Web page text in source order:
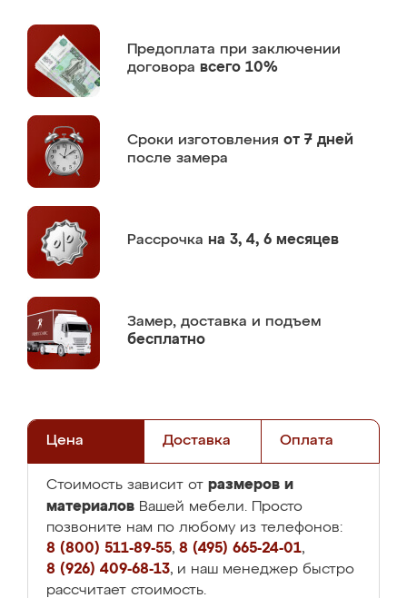
Предоплата при заключении
договора всего 10%
Сроки изготовления от 7 дней
после замера
Рассрочка на 3, 4, 6 месяцев
Замер, доставка и подъем
бесплатно
Цена Доставка Оплата
Стоимость зависит от размеров и
материалов Вашей мебели. Просто
позвоните нам по любому из телефонов:
8 (800) 511-89-55, 8 (495) 665-24-01,
8 (926) 409-68-13, и наш менеджер быстро
рассчитает стоимость.